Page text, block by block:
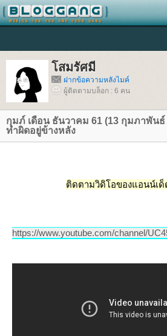
สมรัศมี
ฝากข้อความหลังไมค์
ผู้ติดตามบล็อก : 6 คน
กุมภ์ เดือน ธันวาคม 61 (13 กุมภาพัน
ทำผิดอยู่ข้างหลัง
ติดตามวิดิโอของแอนน์เ
https://www.youtube.com/channel/